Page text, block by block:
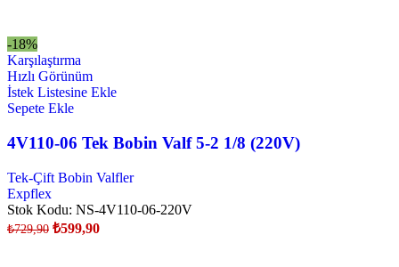
-18%
Karşılaştırma
Hızlı Görünüm
İstek Listesine Ekle
Sepete Ekle
4V110-06 Tek Bobin Valf 5-2 1/8 (220V)
Tek-Çift Bobin Valfler
Expflex
Stok Kodu: NS-4V110-06-220V
₺729,90 ₺599,90